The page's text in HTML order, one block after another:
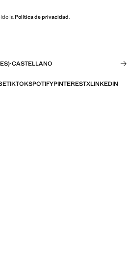
laPolítica de privacidad.
·CASTELLANO
TIKTOKSPOTIFYPINTERESTXLINKEDIN